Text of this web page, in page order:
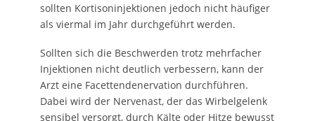
sollten Kortisoninjektionen jedoch nicht häufiger
als viermal im Jahr durchgeführt werden.
Sollten sich die Beschwerden trotz mehrfacher
Injektionen nicht deutlich verbessern, kann der
Arzt eine Facettendenervation durchführen.
Dabei wird der Nervenast, der das Wirbelgelenk
sensibel versorgt, durch Kälte oder Hitze bewusst